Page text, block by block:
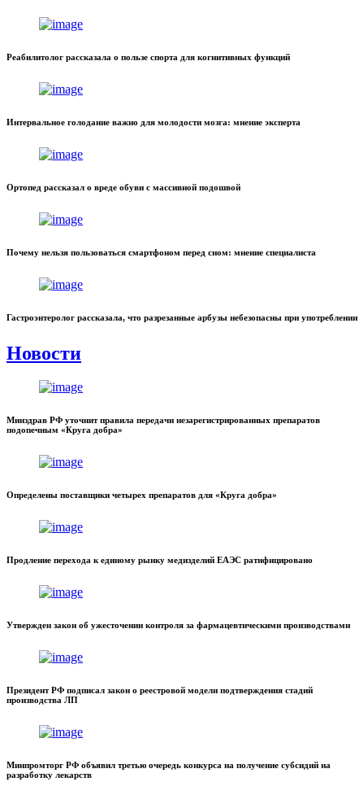
Реабилитолог рассказала о пользе спорта для когнитивных функций
Интервальное голодание важно для молодости мозга: мнение эксперта
Ортопед рассказал о вреде обуви с массивной подошвой
Почему нельзя пользоваться смартфоном перед сном: мнение специалиста
Гастроэнтеролог рассказала, что разрезанные арбузы небезопасны при употреблении
Новости
Минздрав РФ уточнит правила передачи незарегистрированных препаратов
подопечным «Круга добра»
Определены поставщики четырех препаратов для «Круга добра»
Продление перехода к единому рынку медизделий ЕАЭС ратифицировано
Утвержден закон об ужесточении контроля за фармацевтическими производствами
Президент РФ подписал закон о реестровой модели подтверждения стадий
производства ЛП
Минпромторг РФ объявил третью очередь конкурса на получение субсидий на
разработку лекарств